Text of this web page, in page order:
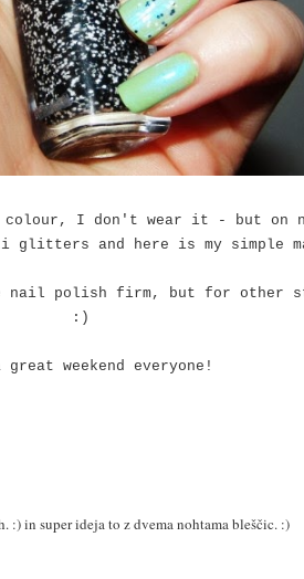
colour, I don't wear it - but
glitters and here is my simple
nail polish firm, but for other
:)
great weekend everyone!
:) in super ideja to z dvema nohtama bleščic. :)